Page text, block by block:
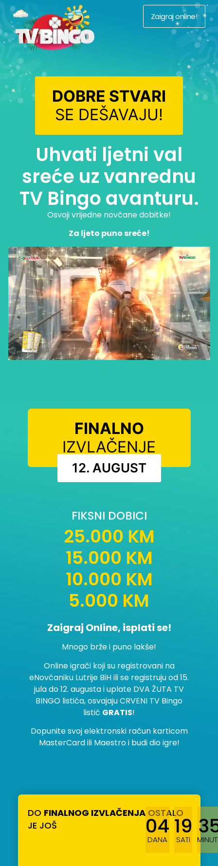
Zaigraj online!
DOBRE STVARI
SE DEŠAVAJU!
Uhvati ljetni val
sreće uz vanrednu
TV Bingo avanturu.
Osvoji vrijedne novčane dobitke!
Za ljeto puno sreće!
FINALNO
IZVLAČENJE
12. AUGUST
FIKSNI DOBICI
25.000 KM
15.000 KM
10.000 KM
5.000 KM
Zaigraj Online, isplati se!
Mnogo brže i puno lakše!
Online igrači koji su registrovani na
eNovčaniku Lutrije BiH ili se registruju od 15.
jula do 12. augusta i uplate DVA ŽUTA TV
BINGO listića, osvajaju CRVENI TV Bingo
listić GRATIS!
Dopunite svoj elektronski račun karticom
MasterCard ili Maestro i budi dio igre!
DO FINALNOG IZVLAČENJAOSTALO
JE JOŠ
04
DANA
19
SATI